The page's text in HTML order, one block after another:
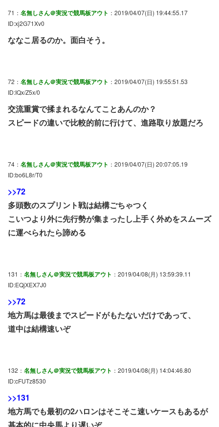
71： 名無しさん＠実況で競馬板アウト ：2019/04/07(日) 19:44:55.17
ID:xj2G71Xv0
ななこ居るのか。面白そう。
72： 名無しさん＠実況で競馬板アウト ：2019/04/07(日) 19:55:51.53
ID:IQx/Z5x/0
交流重賞で揉まれるなんてことあんのか？
スピードの違いで比較的前に行けて、進路取り放題だろ
74： 名無しさん＠実況で競馬板アウト ：2019/04/07(日) 20:07:05.19
ID:bo6L8r/T0
>>72
多頭数のスプリント戦は結構ごちゃつく
こいつより外に先行勢が集まったし上手く外めをスムーズ
に運べられたら諦める
131： 名無しさん＠実況で競馬板アウト ：2019/04/08(月) 13:59:39.11
ID:EQjXEX7J0
>>72
地方馬は最後までスピードがもたないだけであって、
道中は結構速いぞ
132： 名無しさん＠実況で競馬板アウト ：2019/04/08(月) 14:04:46.80
ID:cFUTz8530
>>131
地方馬でも最初の2ハロンはそこそこ速いケースもあるが
基本的に中央馬より遅いぞ